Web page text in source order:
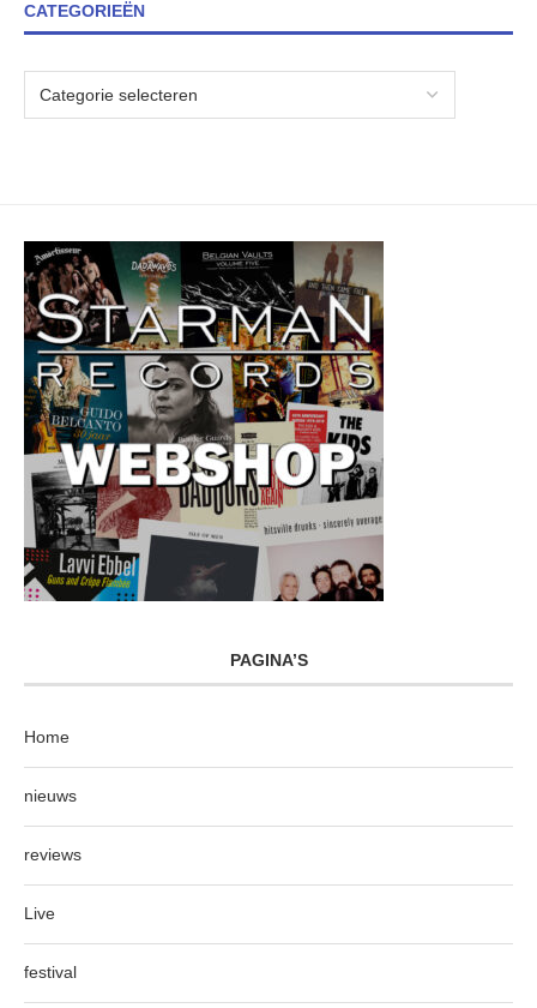
CATEGORIEËN
PAGINA’S
Home
nieuws
reviews
Live
festival